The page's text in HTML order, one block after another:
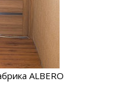
ALBERO